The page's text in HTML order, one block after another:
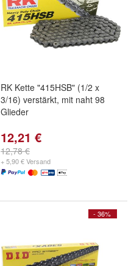
RK Kette "415HSB" (1/2 x
3/16) verstärkt, mit naht 98
Glieder
12,21 €
12,78 €
+ 5,90 € Versand
- 36%